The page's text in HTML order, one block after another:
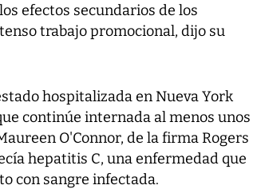
efectos secundarios de los
trabajo promocional, dijo su
hospitalizada en Nueva York
continúe internada al menos unos
O'Connor, de la firma Rogers
hepatitis C, una enfermedad que
con sangre infectada.